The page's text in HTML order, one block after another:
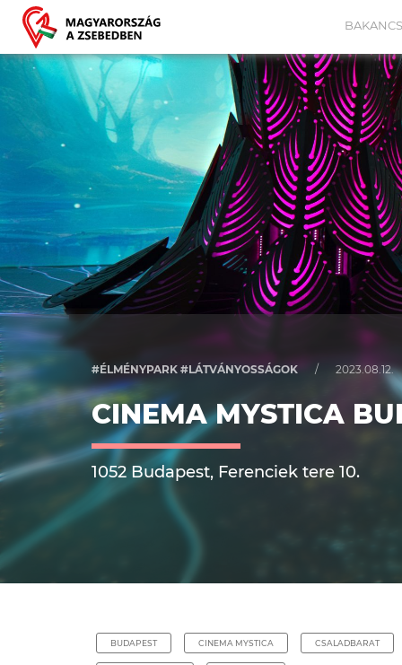
#ÉLMÉNYPARK #LÁTVÁNYOSSÁGOK / 2023.08.12.
CINEMA MYSTICA
1052 Budapest, Ferenciek tere 10.
BUDAPEST CINEMA MYSTICA CSALADBARAT